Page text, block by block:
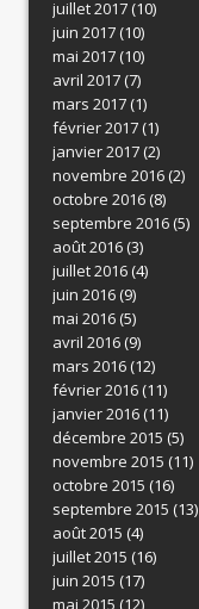
juillet 2017(10)
juin 2017(10)
mai 2017(10)
avril 2017(7)
mars 2017(1)
février 2017(1)
janvier 2017(2)
novembre 2016(2)
octobre 2016(8)
septembre 2016(5)
août 2016(3)
juillet 2016(4)
juin 2016(9)
mai 2016(5)
avril 2016(9)
mars 2016(12)
février 2016(11)
janvier 2016(11)
décembre 2015 (5)
novembre 2015 (11)
octobre 2015 (16)
septembre 2015 (13)
août 2015 (4)
juillet 2015 (16)
juin 2015 (17)
mai 2015 (12)